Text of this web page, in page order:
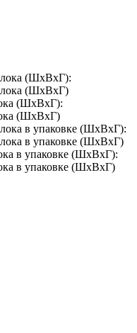
(ШxВxГ):
(ШxВxГ)
(ШxВxГ):
(ШxВxГ)
в упаковке (ШxВxГ):
в упаковке (ШxВxГ)
в упаковке (ШxВxГ):
в упаковке (ШxВxГ)